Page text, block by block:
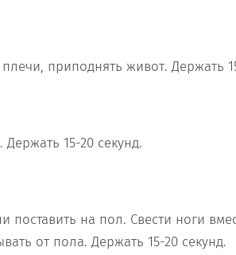
приподнять живот. Держать
15-20 секунд.
поставить на пол. Свести ноги
от пола. Держать 15-20 секунд.